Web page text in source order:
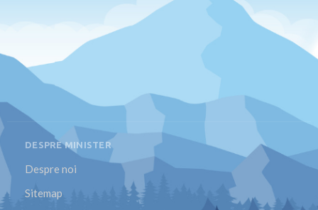
DESPRE MINISTER
Despre noi
Sitemap